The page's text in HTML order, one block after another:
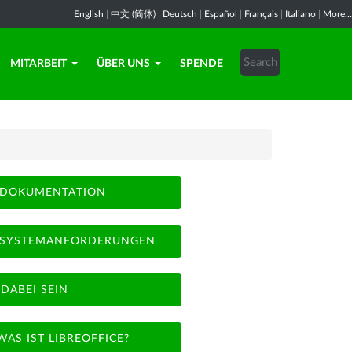
English 中文 (简体) Deutsch Español Français Italiano More...
MITARBEIT ÜBER UNS SPENDE
DOKUMENTATION
SYSTEMANFORDERUNGEN
DABEI SEIN
IST LIBREOFFICE?